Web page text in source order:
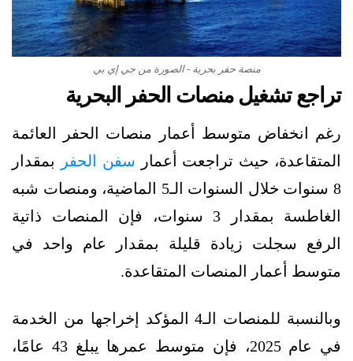
منصة حفر بحرية - الصورة من جي إي بي
تراجع تشغيل منصات الحفر البحرية
رغم انخفاض متوسط أعمار منصات الحفر العائمة
المتقاعدة، حيث تراجعت أعمار سفن الحفر
بمقدار
8 سنوات خلال السنوات الـ5 الماضية، ومنصات شبه
الغاطسة بمقدار 3 سنوات، فإن المنصات ذاتية
الرفع سجلت زيادة قليلة بمقدار عام واحد في
متوسط أعمار المنصات المتقاعدة.
وبالنسبة للمنصات الـ4 المؤكد إخراجها من الخدمة
في عام 2025، فإن متوسط عمرها يبلغ 43 عامًا،